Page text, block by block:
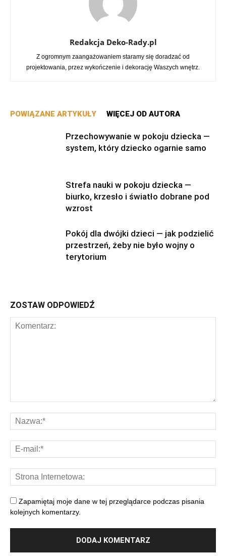
Redakcja Deko-Rady.pl
Z ogromnym zaangażowaniem staramy się doradzać od
projektowania, przez wykończenie i dekorację Waszych wnętrz.
POWIĄZANE ARTYKUŁY WIĘCEJ OD AUTORA
Przechowywanie w pokoju dziecka —
system, który dziecko ogarnie samo
Strefa nauki w pokoju dziecka —
biurko, krzesło i światło dobrane pod
wzrost
Pokój dla dwójki dzieci — jak podzielić
przestrzeń, żeby nie było wojny o
terytorium
ZOSTAW ODPOWIEDŹ
Zapamiętaj moje dane w tej przeglądarce podczas pisania
kolejnych komentarzy.